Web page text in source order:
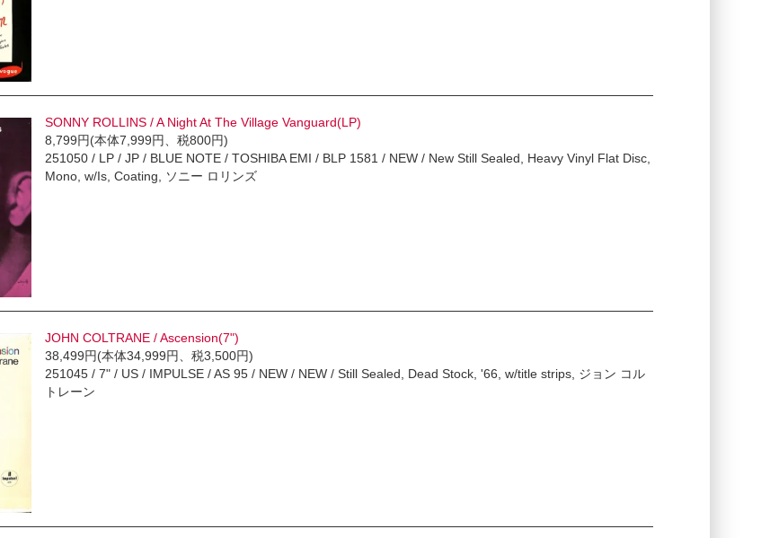
SONNY ROLLINS / A Night At The Village Vanguard(LP)
8,799円(本体7,999円、税800円)
251050 / LP / JP / BLUE NOTE / TOSHIBA EMI / BLP 1581 / NEW / New Still Sealed, Heavy Vinyl Flat Disc,
Mono, w/Is, Coating, ソニー ロリンズ
JOHN COLTRANE / Ascension(7")
38,499円(本体34,999円、税3,500円)
251045 / 7" / US / IMPULSE / AS 95 / NEW / NEW / Still Sealed, Dead Stock, '66, w/title strips, ジョン コル
トレーン